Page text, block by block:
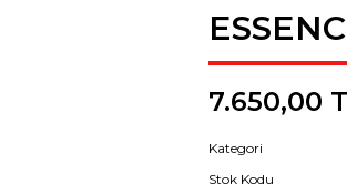
7.650,00
Kategori
Stok Kodu